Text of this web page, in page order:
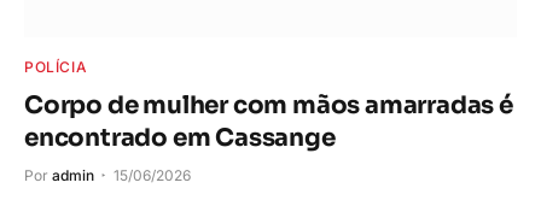
POLÍCIA
Corpo de mulher com mãos amarradas é
encontrado em Cassange
Por admin 15/06/2026